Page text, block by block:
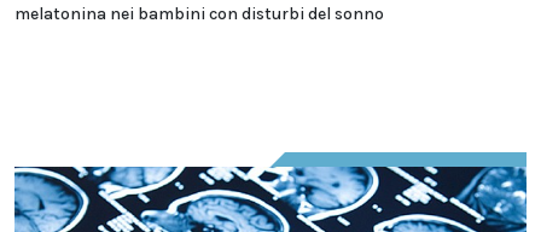
melatonina nei bambini con disturbi del sonno